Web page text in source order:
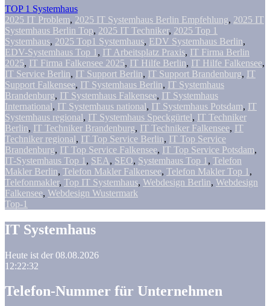
TOP 1 Systemhaus
2025 IT Problem, 2025 IT Systemhaus Berlin Empfehlung, 2025 IT
Systemhaus Berlin Top, 2025 IT Techniker, 2025 Top 1
Systemhaus, 2025 Top1 Systemhaus, EDV Systemhaus Berlin,
EDV-Systemhaus Top 1 , IT Arbeitsplatz Praxis, IT Firma Berlin
2025, IT Firma Falkensee 2025, IT Hilfe Berlin, IT Hilfe Falkensee,
IT Service Berlin, IT Support Berlin, IT Support Brandenburg, IT
Support Falkensee, IT Systemhaus Berlin, IT Systemhaus
Brandenburg, IT Systemhaus Falkensee, IT Systemhaus
International, IT Systemhaus national, IT Systemhaus Potsdam, IT
Systemhaus regional, IT Systemhaus Speckgürtel, IT Techniker
Berlin, IT Techniker Brandenburg, IT Techniker Falkensee, IT
Techniker regional, IT Top Service Berlin, IT Top Service
Brandenburg, IT Top Service Falkensee, IT Top Service Potsdam,
IT-Systemhaus Top 1 , SEA, SEO, Systemhaus Top 1 , Telefon
Makler Berlin, Telefon Makler Falkensee, Telefon Makler Top 1 ,
Telefonmakler, Top IT Systemhaus, Webdesign Berlin, Webdesign
Falkensee, Webdesign Wustermark
Top-1
IT Systemhaus
Heute ist der 08.08.2026
12:22:32
Telefon-Nummer für Unternehmen